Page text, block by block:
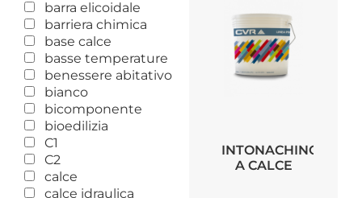
barra elicoidale
barriera chimica
base calce
basse temperature
benessere abitativo
bianco
bicomponente
bioedilizia
C1
C2
calce
calce idraulica
INTONACHINO
A CALCE